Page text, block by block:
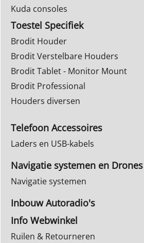
Kuda consoles
Toestel Specifiek
Brodit Houder
Brodit Verstelbare Houders
Brodit Tablet - Monitor Mount
Brodit Professional
Houders diversen
Telefoon Accessoires
Laders en USB-kabels
Navigatie systemen en Drones
Navigatie systemen
Inbouw Autoradio's
Info Webwinkel
Ruilen & Retourneren